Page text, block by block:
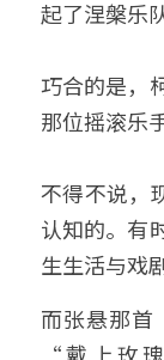
起了涅槃乐
巧合的是，
那位摇滚乐
不得不说，
认知的。有
生生活与戏
而张悬那首